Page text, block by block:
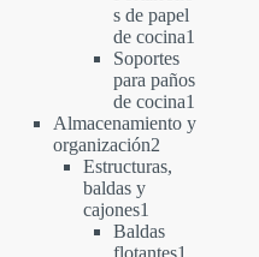
s de papel
de cocina1
Soportes
para paños
de cocina1
producto
Almacenamiento y
organización22
productos
Estructuras,
baldas y
cajones1
producto
Baldas
flotantes1